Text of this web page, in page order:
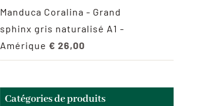
Manduca Coralina - Grand
sphinx gris naturalisé A1 -
Amérique € 26,00
Catégories de produits